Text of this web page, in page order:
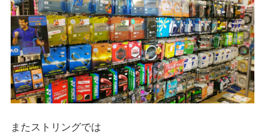
またストリングでは